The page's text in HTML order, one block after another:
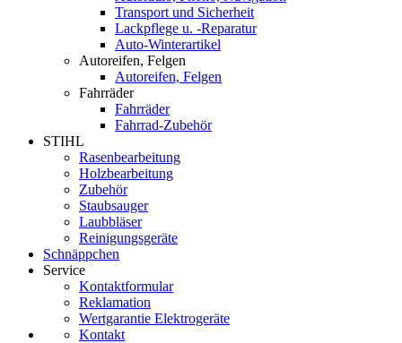
Transport und Sicherheit
Lackpflege u. -Reparatur
Auto-Winterartikel
Autoreifen, Felgen
Autoreifen, Felgen
Fahrräder
Fahrräder
Fahrrad-Zubehör
STIHL
Rasenbearbeitung
Holzbearbeitung
Zubehör
Staubsauger
Laubbläser
Reinigungsgeräte
Schnäppchen
Service
Kontaktformular
Reklamation
Wertgarantie Elektrogeräte
Kontakt